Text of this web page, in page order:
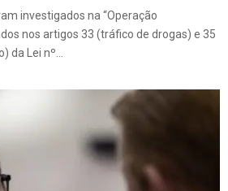
investigados na “Operação
nos artigos 33 (tráfico de drogas) e 35
da Lei nº...